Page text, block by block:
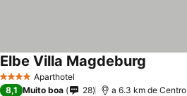
4 EstrelasAparthotel
Elbe Villa Magdeburg
8,1 Muito boa 28 a 6.3 km de